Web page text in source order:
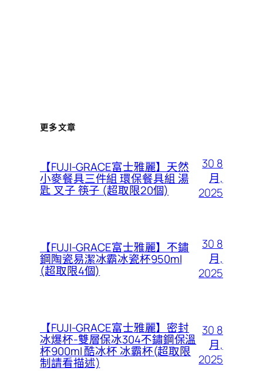
更多文章
【FUJI-GRACE富士雅麗】天然
小麥餐具三件組 環保餐具組 湯
匙 叉子 筷子 (超取限20個)
30 8
月,
2025
【FUJI-GRACE富士雅麗】不鏽
鋼陶瓷易潔冰霸冰瓷杯950ml
(超取限4個)
30 8
月,
2025
【FUJI-GRACE富士雅麗】密封
冰爆杯-雙層保冰304不鏽鋼保溫
杯900ml 酷冰杯 冰霸杯(超取限
制請看描述)
30 8
月,
2025